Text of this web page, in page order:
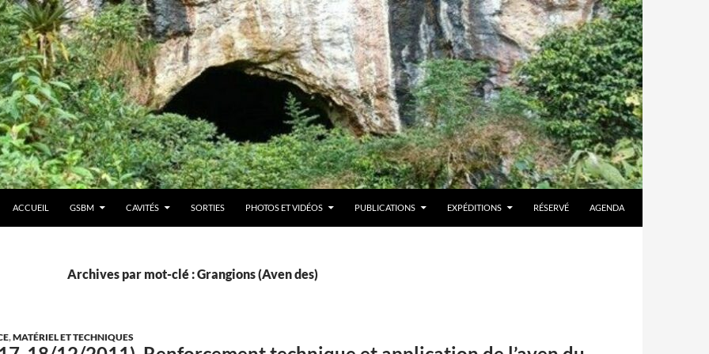
ACCUEIL GSBM CAVITÉS SORTIES PHOTOS ET VIDÉOS PUBLICATIONS EXPÉDITIONS RÉSERVÉ AGENDA
Archives par mot-clé : Grangions (Aven des)
,MATÉRIEL ET TECHNIQUES